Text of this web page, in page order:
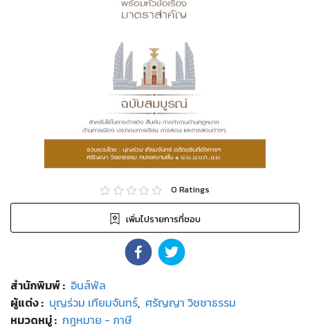
0 Ratings
เพิ่มไปรายการที่ชอบ
สำนักพิมพ์: อินส์พัล
ผู้แต่ง : บุญร่วม เทียมจันทร์, ศรัญญา วิชชาธรรม
หมวดหมู่: กฎหมาย - ภาษี